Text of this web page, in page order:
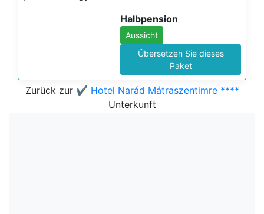
Halbpension
Aussicht
Übersetzen Sie dieses
Paket
Zurück zur ✔️ Hotel Narád Mátraszentimre ****
Unterkunft